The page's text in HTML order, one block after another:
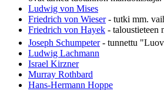
Ludwig von Mises
Friedrich von Wieser- tutki mm.
Friedrich von Hayek - taloustieteen
Joseph Schumpeter- tunnettu
Ludwig Lachmann
Israel Kirzner
Murray Rothbard
Hans-Hermann Hoppe